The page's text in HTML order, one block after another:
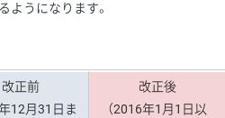
ようになります。
改正前
12月31日ま
改正後
（2016年1月1日以